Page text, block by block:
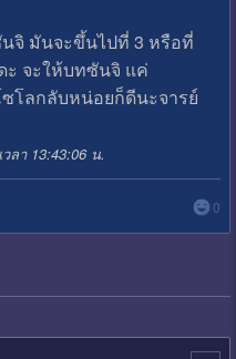
มันจะขึ้นไปที่ 3 หรือที่
จะให้บทซันจิ แค่
โลกลับหน่อยก็ดีนะจารย์
ลา 13:43:06 น.
0